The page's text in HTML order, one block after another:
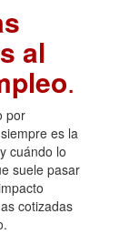
al
.
por
es la
cuándo lo
suele pasar
cotizadas